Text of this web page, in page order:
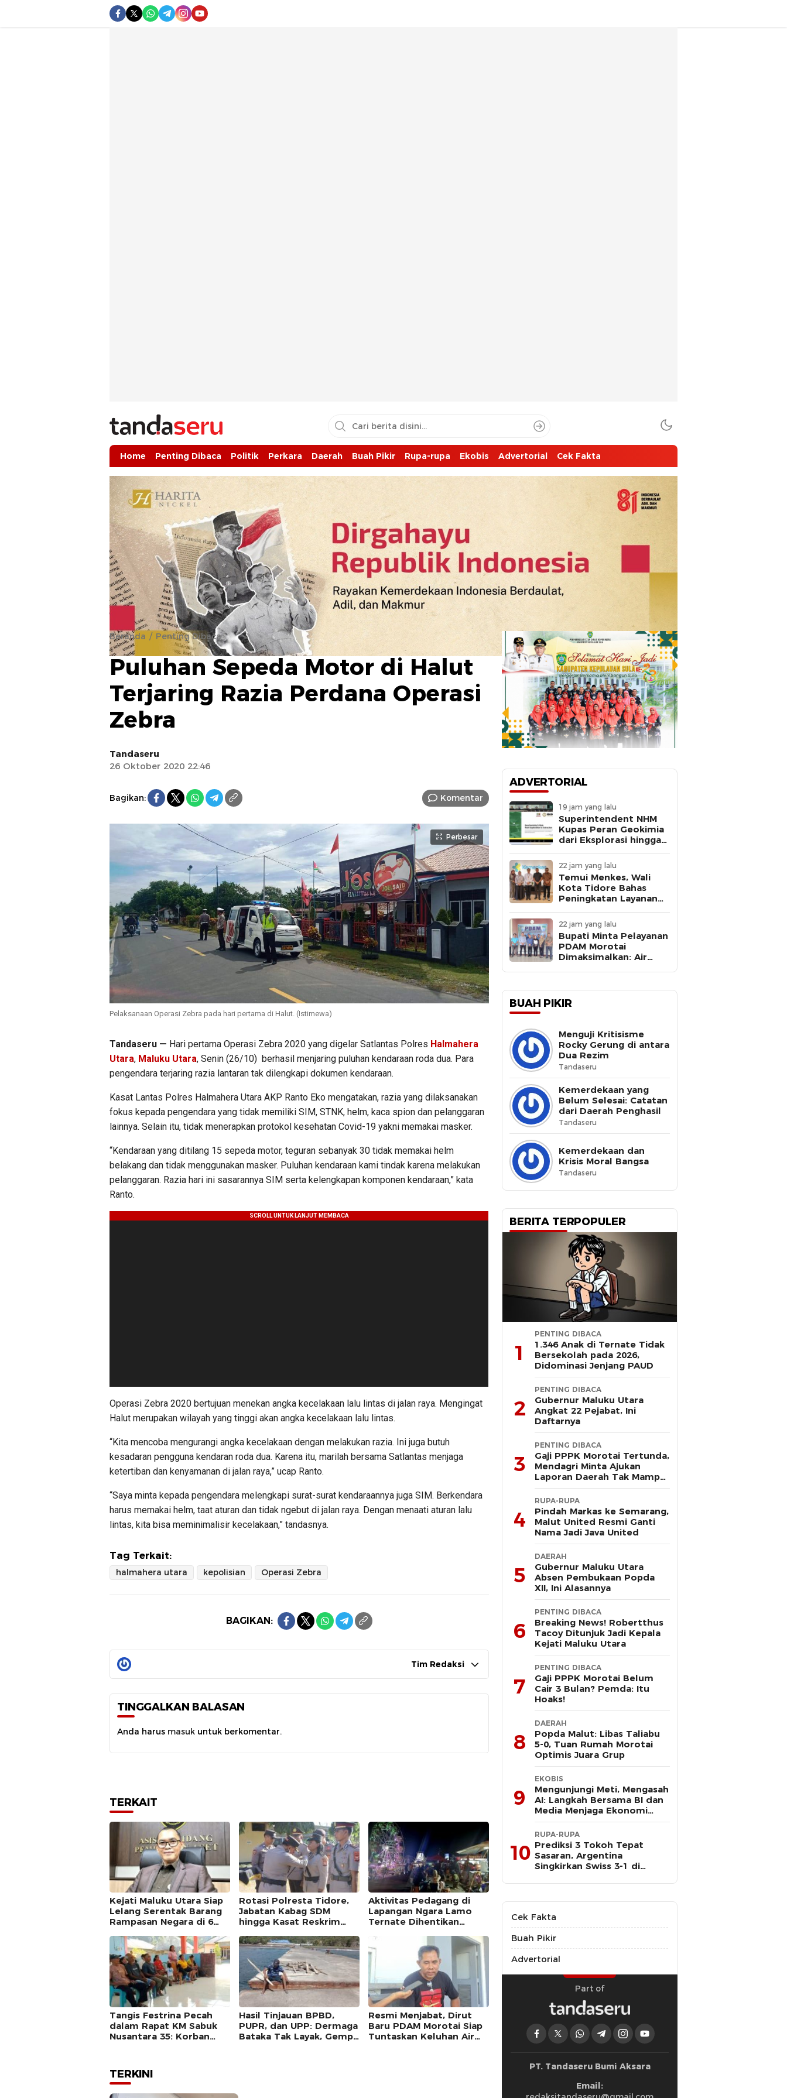
tandaseru.com | Penting Dibaca
tandaseru.com
Home Penting Dibaca Politik Perkara Daerah Buah Pikir Rupa-rupa Ekobis Advertorial Cek Fakta
Beranda Penting Dibaca
Puluhan Sepeda Motor di Halut
Terjaring Razia Perdana Operasi
Zebra
Tandaseru
26 Oktober 2020 22:46
Bagikan: Komentar
Perbesar
Pelaksanaan Operasi Zebra pada hari pertama di Halut. (Istimewa)
Tandaseru — Hari pertama Operasi Zebra 2020 yang digelar Satlantas Polres Halmahera
Utara, Maluku Utara, Senin (26/10) berhasil menjaring puluhan kendaraan roda dua. Para
pengendara terjaring razia lantaran tak dilengkapi dokumen kendaraan.
Kasat Lantas Polres Halmahera Utara AKP Ranto Eko mengatakan, razia yang dilaksanakan
fokus kepada pengendara yang tidak memiliki SIM, STNK, helm, kaca spion dan pelanggaran
lainnya. Selain itu, tidak menerapkan protokol kesehatan Covid-19 yakni memakai masker.
“Kendaraan yang ditilang 15 sepeda motor, teguran sebanyak 30 tidak memakai helm
belakang dan tidak menggunakan masker. Puluhan kendaraan kami tindak karena melakukan
pelanggaran. Razia hari ini sasarannya SIM serta kelengkapan komponen kendaraan,” kata
Ranto.
Operasi Zebra 2020 bertujuan menekan angka kecelakaan lalu lintas di jalan raya. Mengingat
Halut merupakan wilayah yang tinggi akan angka kecelakaan lalu lintas.
“Kita mencoba mengurangi angka kecelakaan dengan melakukan razia. Ini juga butuh
kesadaran pengguna kendaran roda dua. Karena itu, marilah bersama Satlantas menjaga
ketertiban dan kenyamanan di jalan raya,” ucap Ranto.
“Saya minta kepada pengendara melengkapi surat-surat kendaraannya juga SIM. Berkendara
harus memakai helm, taat aturan dan tidak ngebut di jalan raya. Dengan menaati aturan lalu
lintas, kita bisa meminimalisir kecelakaan,” tandasnya.
Tag Terkait:
halmahera utara kepolisian Operasi Zebra
BAGIKAN:
Tim Redaksi
TINGGALKAN BALASAN
Anda harus masuk untuk berkomentar.
TERKAIT
Kejati Maluku Utara Siap
Lelang Serentak Barang
Rampasan Negara di 6
Rotasi Polresta Tidore,
Jabatan Kabag SDM
hingga Kasat Reskrim
Aktivitas Pedagang di
Lapangan Ngara Lamo
Ternate Dihentikan
Agustus
Tangis Festrina Pecah
dalam Rapat KM Sabuk
Nusantara 35: Korban
Baru
Hasil Tinjauan BPBD,
PUPR, dan UPP: Dermaga
Bataka Tak Layak, Gempa
Resmi Menjabat, Dirut
Baru PDAM Morotai Siap
Tuntaskan Keluhan Air
TERKINI
ADVERTORIAL
19 jam yang lalu
Superintendent NHM
Kupas Peran Geokimia
dari Eksplorasi hingga
Webinar MGEI-SC UNG
22 jam yang lalu
Temui Menkes, Wali
Kota Tidore Bahas
Peningkatan Layanan
22 jam yang lalu
Bupati Minta Pelayanan
PDAM Morotai
Dimaksimalkan: Air
BUAH PIKIR
Menguji Kritisisme
Rocky Gerung di antara
Dua Rezim
Tandaseru
Kemerdekaan yang
Belum Selesai: Catatan
dari Daerah Penghasil
Tandaseru
Kemerdekaan dan
Krisis Moral Bangsa
Tandaseru
BERITA TERPOPULER
1
PENTING DIBACA
1.346 Anak di Ternate Tidak
Bersekolah pada 2026,
Didominasi Jenjang PAUD
2
PENTING DIBACA
Gubernur Maluku Utara
Angkat 22 Pejabat, Ini
Daftarnya
3
PENTING DIBACA
Gaji PPPK Morotai Tertunda,
Mendagri Minta Ajukan
Laporan Daerah Tak Mampu
Bayar Pegawai
4
RUPA-RUPA
Pindah Markas ke Semarang,
Malut United Resmi Ganti
Nama Jadi Java United
5
DAERAH
Gubernur Maluku Utara
Absen Pembukaan Popda
XII, Ini Alasannya
6
PENTING DIBACA
Breaking News! Robertthus
Tacoy Ditunjuk Jadi Kepala
Kejati Maluku Utara
7
PENTING DIBACA
Gaji PPPK Morotai Belum
Cair 3 Bulan? Pemda: Itu
Hoaks!
8
DAERAH
Popda Malut: Libas Taliabu
5-0, Tuan Rumah Morotai
Optimis Juara Grup
9
EKOBIS
Mengunjungi Meti, Mengasah
AI: Langkah Bersama BI dan
Media Menjaga Ekonomi
Maluku Utara
10
RUPA-RUPA
Prediksi 3 Tokoh Tepat
Sasaran, Argentina
Singkirkan Swiss 3-1 di
Cek Fakta
Buah Pikir
Advertorial
Part of
PT. Tandaseru Bumi Aksara
Email: